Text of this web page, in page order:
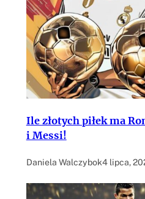
Ile złotych piłek ma
i Messi!
Daniela Walczybok4 lipca,